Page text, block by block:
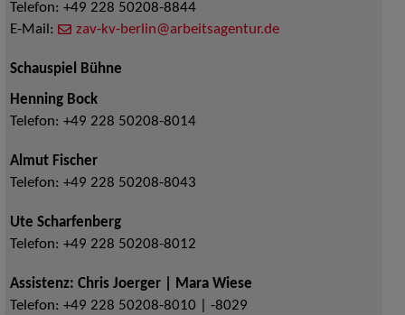
Telefon: +49 228 50208-8844
E-Mail:
zav-kv-berlin@arbeitsagentur.de
Schauspiel Bühne
Henning Bock
Telefon: +49 228 50208-8014
Almut Fischer
Telefon: +49 228 50208-8043
Ute Scharfenberg
Telefon: +49 228 50208-8012
Assistenz: Chris Joerger | Mara Wiese
Telefon: +49 228 50208-8010 | -8029